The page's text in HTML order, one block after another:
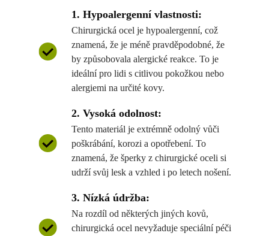
1. Hypoalergenní vlastnosti:
Chirurgická ocel je hypoalergenní, což
znamená, že je méně pravděpodobné, že
by způsobovala alergické reakce. To je
ideální pro lidi s citlivou pokožkou nebo
alergiemi na určité kovy.
2. Vysoká odolnost:
Tento materiál je extrémně odolný vůči
poškrábání, korozi a opotřebení. To
znamená, že šperky z chirurgické oceli si
udrží svůj lesk a vzhled i po letech nošení.
3. Nízká údržba:
Na rozdíl od některých jiných kovů,
chirurgická ocel nevyžaduje speciální péči